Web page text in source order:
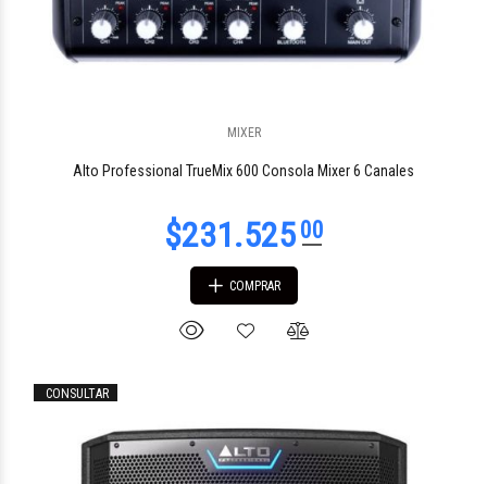
MIXER
Alto Professional TrueMix 600 Consola Mixer 6 Canales
COMPRAR
CONSULTAR
00